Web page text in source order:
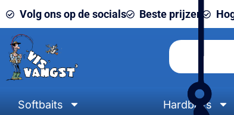
Volg ons op de socials Beste prijzen
Softbaits Hardbaits